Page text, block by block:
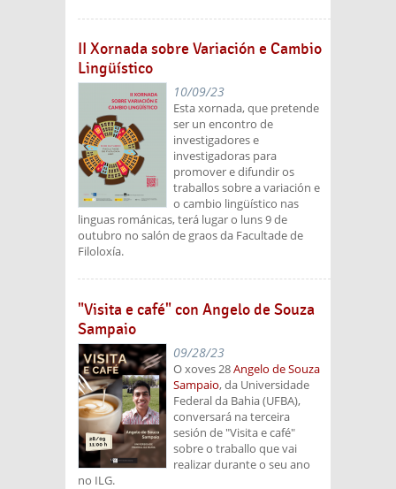
II Xornada sobre Variación e Cambio
Lingüístico
10/09/23
Esta xornada, que pretende
ser un encontro de
investigadores e
investigadoras para
promover e difundir os
traballos sobre a variación e
o cambio lingüístico nas
linguas románicas, terá lugar o luns 9 de
outubro no salón de graos da Facultade de
Filoloxía.
"Visita e café" con Angelo de Souza
Sampaio
09/28/23
O xoves 28Angelo de Souza
Sampaio, da Universidade
Federal da Bahia (UFBA),
conversará na terceira
sesión de "Visita e café"
sobre o traballo que vai
realizar durante o seu ano
no ILG.